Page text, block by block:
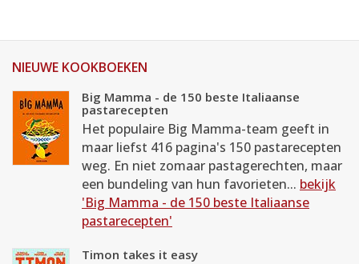
NIEUWE KOOKBOEKEN
Big Mamma - de 150 beste Italiaanse
pastarecepten
Het populaire Big Mamma-team geeft in
maar liefst 416 pagina's 150 pastarecepten
weg. En niet zomaar pastagerechten, maar
een bundeling van hun favorieten... bekijk
'Big Mamma - de 150 beste Italiaanse
pastarecepten'
Timon takes it easy